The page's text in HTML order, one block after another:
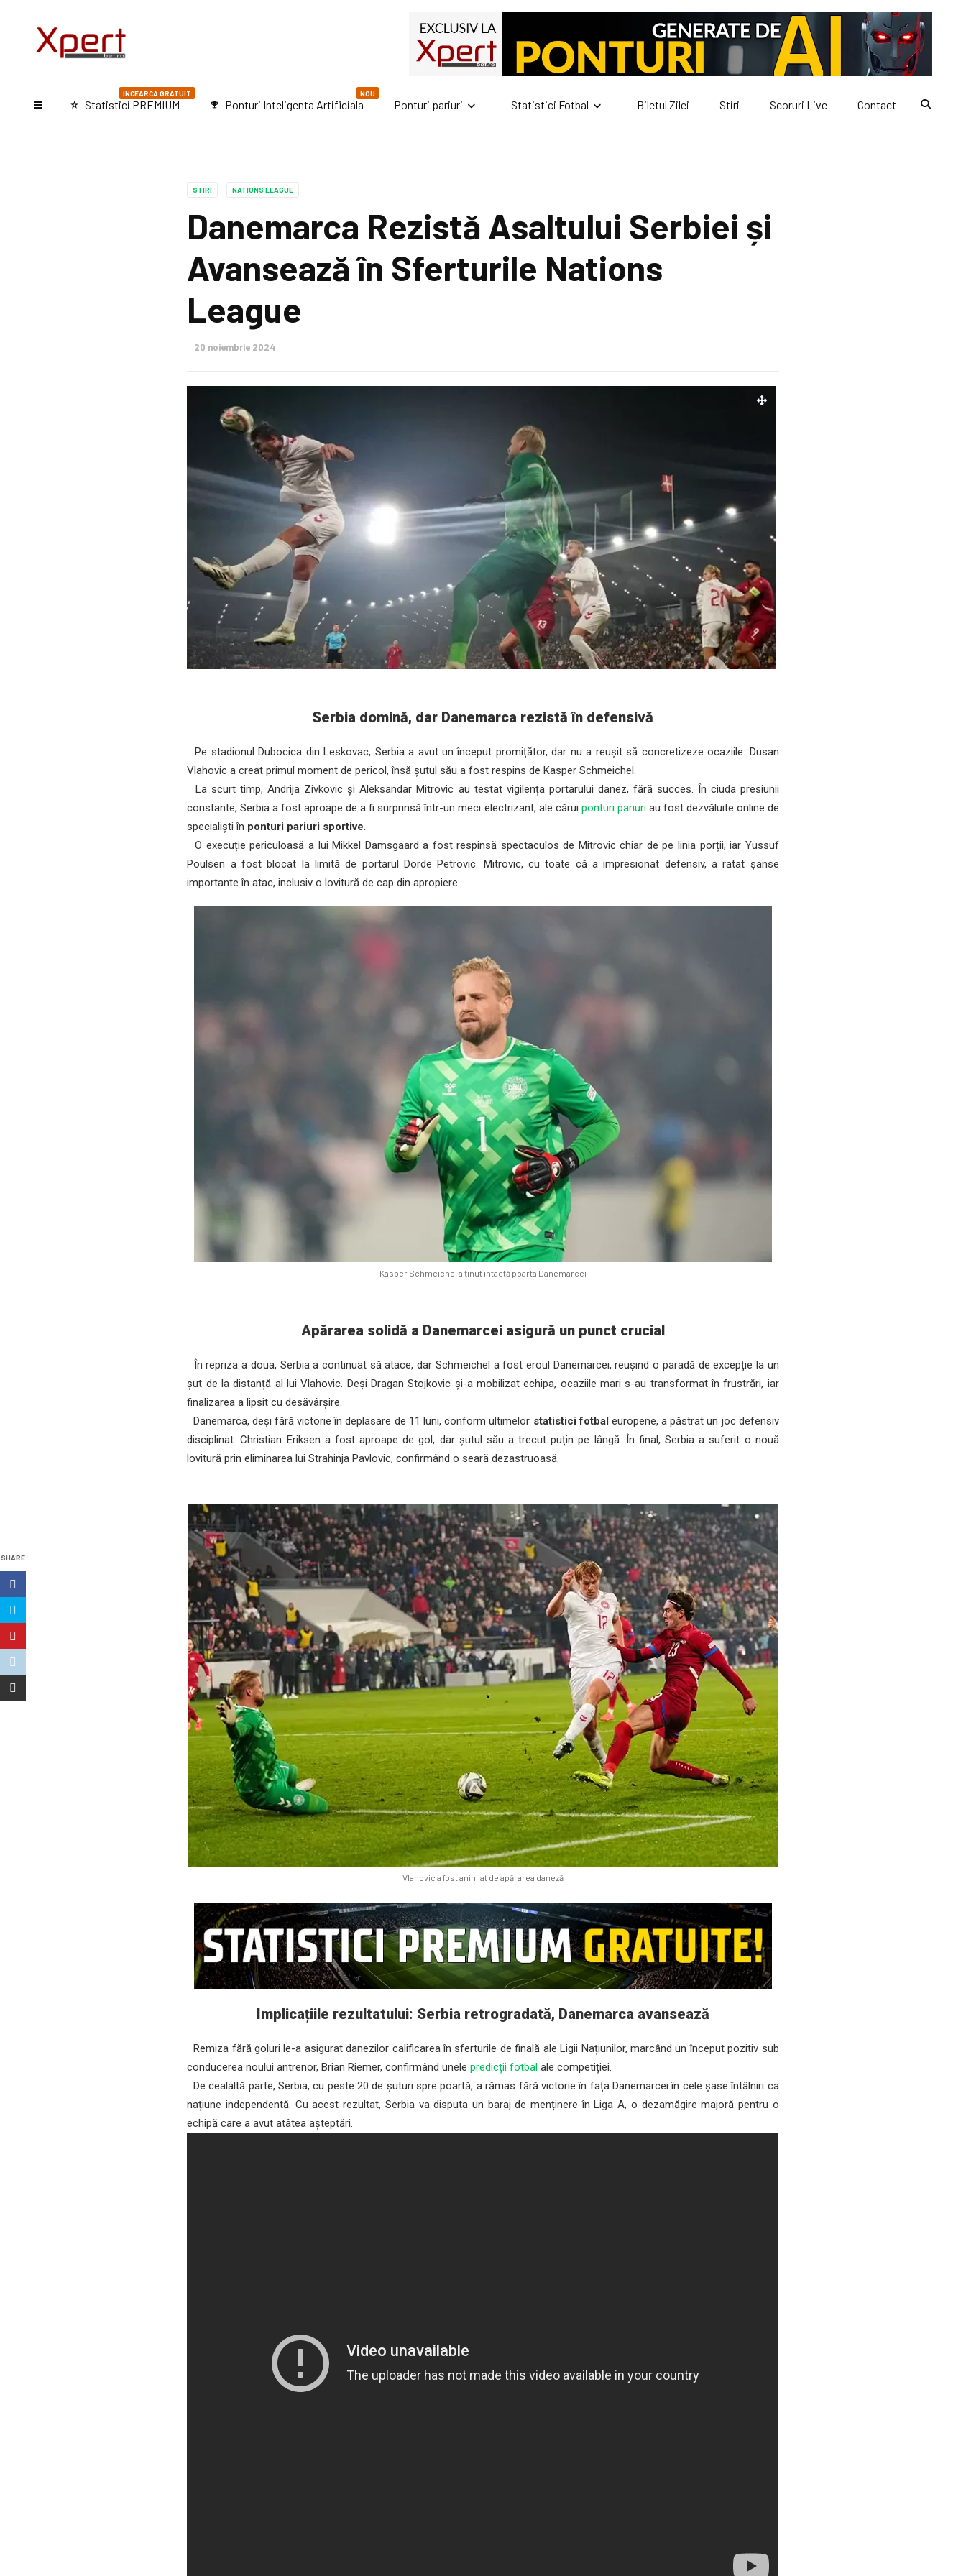
star_purple500 Statistici PREMIUM
INCEARCA GRATUIT
emoji_events Ponturi Inteligenta Artificiala
NOU
Ponturi pariuri Statistici Fotbal Biletul Zilei Stiri Scoruri Live Contact
STIRI NATIONS LEAGUE
Danemarca Rezistă Asaltului Serbiei și
Avansează în Sferturile Nations
League
20 noiembrie 2024
SHARE
Serbia domină, dar Danemarca rezistă în defensivă
Pe stadionul Dubocica din Leskovac, Serbia a avut un început promițător, dar nu a reușit să concretizeze ocaziile. Dusan
Vlahovic a creat primul moment de pericol, însă șutul său a fost respins de Kasper Schmeichel.
La scurt timp, Andrija Zivkovic și Aleksandar Mitrovic au testat vigilența portarului danez, fără succes. În ciuda presiunii
constante, Serbia a fost aproape de a fi surprinsă într-un meci electrizant, ale cărui ponturi pariuriau fost dezvăluite online de
specialiști în ponturi pariuri sportive.
O execuție periculoasă a lui Mikkel Damsgaard a fost respinsă spectaculos de Mitrovic chiar de pe linia porții, iar Yussuf
Poulsen a fost blocat la limită de portarul Dorde Petrovic. Mitrovic, cu toate că a impresionat defensiv, a ratat șanse
importante în atac, inclusiv o lovitură de cap din apropiere.
Kasper Schmeichel a ținut intactă poarta Danemarcei
Apărarea solidă a Danemarcei asigură un punct crucial
În repriza a doua, Serbia a continuat să atace, dar Schmeichel a fost eroul Danemarcei, reușind o paradă de excepție la un
șut de la distanță al lui Vlahovic. Deși Dragan Stojkovic și-a mobilizat echipa, ocaziile mari s-au transformat în frustrări, iar
finalizarea a lipsit cu desăvârșire.
Danemarca, deși fără victorie în deplasare de 11 luni, conform ultimelor statistici fotbal europene, a păstrat un joc defensiv
disciplinat. Christian Eriksen a fost aproape de gol, dar șutul său a trecut puțin pe lângă. În final, Serbia a suferit o nouă
lovitură prin eliminarea lui Strahinja Pavlovic, confirmând o seară dezastruoasă.
Vlahovic a fost anihilat de apărarea daneză
Implicațiile rezultatului: Serbia retrogradată, Danemarca avansează
Remiza fără goluri le-a asigurat danezilor calificarea în sferturile de finală ale Ligii Națiunilor, marcând un început pozitiv sub
conducerea noului antrenor, Brian Riemer, confirmând unelepredicții fotbal ale competiției.
De cealaltă parte, Serbia, cu peste 20 de șuturi spre poartă, a rămas fără victorie în fața Danemarcei în cele șase întâlniri ca
națiune independentă. Cu acest rezultat, Serbia va disputa un baraj de menținere în Liga A, o dezamăgire majoră pentru o
echipă care a avut atâtea așteptări.